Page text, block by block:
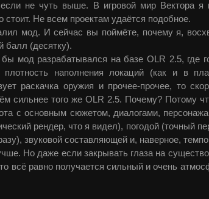
не чуть выше. В игровой мир Вектора я
стоит. Не всем проектам удаётся подобное.
мод. И сейчас вы поймёте, почему я,
балл (десятку).
мод разрабатывался на базе OLR 2.5, где
наполнения локаций (как и в
раскачка оружия и прочее-прочее, то
сильнее того же OLR 2.5. Почему? Потому
с основным сюжетом, диалогами,
рендер, что я видел), погодой (точный
звуковой составляющей и, наверное,
Но даже если закрывать глаза на
всё равно получается сильный и очень